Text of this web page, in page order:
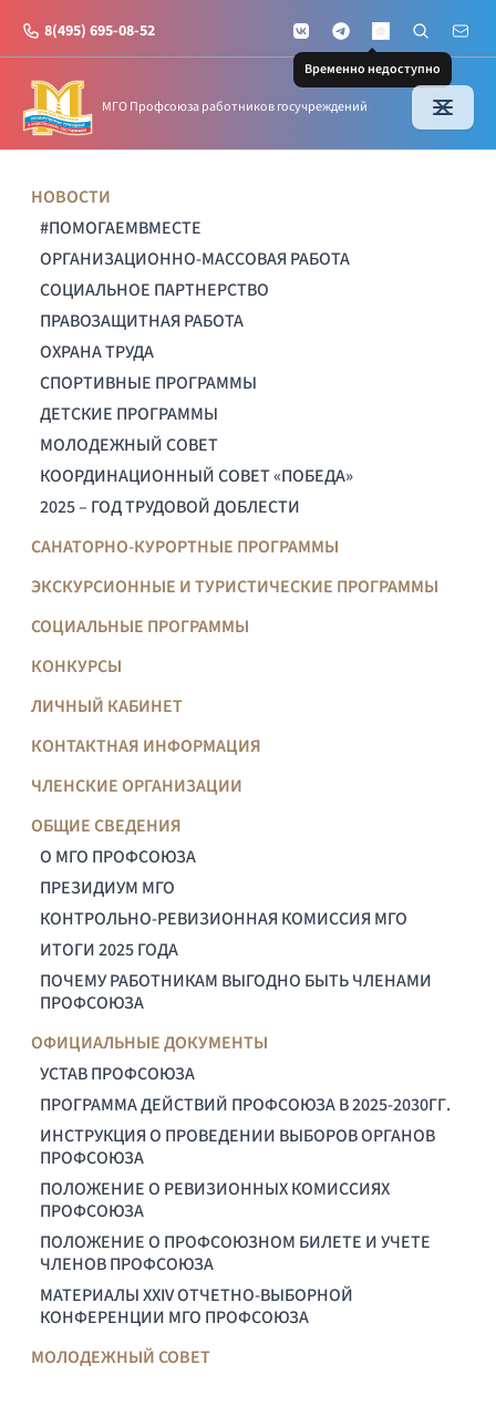
8(495) 695-08-52 VKontakteTelegramMAX
Временно недоступно
Поиск по
Почта
МГО Профсоюза работников госучреждений
НОВОСТИ
#ПОМОГАЕМВМЕСТЕ
ОРГАНИЗАЦИОННО-МАССОВАЯ РАБОТА
СОЦИАЛЬНОЕ ПАРТНЕРСТВО
ПРАВОЗАЩИТНАЯ РАБОТА
ОХРАНА ТРУДА
СПОРТИВНЫЕ ПРОГРАММЫ
ДЕТСКИЕ ПРОГРАММЫ
МОЛОДЕЖНЫЙ СОВЕТ
КООРДИНАЦИОННЫЙ СОВЕТ «ПОБЕДА»
2025 – ГОД ТРУДОВОЙ ДОБЛЕСТИ
САНАТОРНО-КУРОРТНЫЕ ПРОГРАММЫ
ЭКСКУРСИОННЫЕ И ТУРИСТИЧЕСКИЕ ПРОГРАММЫ
СОЦИАЛЬНЫЕ ПРОГРАММЫ
КОНКУРСЫ
ЛИЧНЫЙ КАБИНЕТ
КОНТАКТНАЯ ИНФОРМАЦИЯ
ЧЛЕНСКИЕ ОРГАНИЗАЦИИ
ОБЩИЕ СВЕДЕНИЯ
О МГО ПРОФСОЮЗА
ПРЕЗИДИУМ МГО
КОНТРОЛЬНО-РЕВИЗИОННАЯ КОМИССИЯ МГО
ИТОГИ 2025 ГОДА
ПОЧЕМУ РАБОТНИКАМ ВЫГОДНО БЫТЬ ЧЛЕНАМИ
ПРОФСОЮЗА
ОФИЦИАЛЬНЫЕ ДОКУМЕНТЫ
УСТАВ ПРОФСОЮЗА
ПРОГРАММА ДЕЙСТВИЙ ПРОФСОЮЗА В 2025-2030ГГ.
ИНСТРУКЦИЯ О ПРОВЕДЕНИИ ВЫБОРОВ ОРГАНОВ
ПРОФСОЮЗА
ПОЛОЖЕНИЕ О РЕВИЗИОННЫХ КОМИССИЯХ
ПРОФСОЮЗА
ПОЛОЖЕНИЕ О ПРОФСОЮЗНОМ БИЛЕТЕ И УЧЕТЕ
ЧЛЕНОВ ПРОФСОЮЗА
МАТЕРИАЛЫ XXIV ОТЧЕТНО-ВЫБОРНОЙ
КОНФЕРЕНЦИИ МГО ПРОФСОЮЗА
МОЛОДЕЖНЫЙ СОВЕТ